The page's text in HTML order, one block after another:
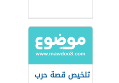
تلخيص قصة حرب